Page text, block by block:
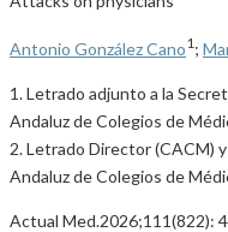
Antonio González Cano1 ;
1. Letrado adjunto a la
Andaluz de Colegios de
2. Letrado Director (CACM)
Andaluz de Colegios de
Actual Med.2026;111(822):